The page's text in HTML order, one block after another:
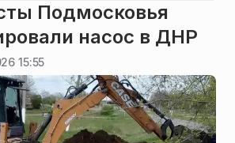
Подмосковья
насос в ДНР
15:55